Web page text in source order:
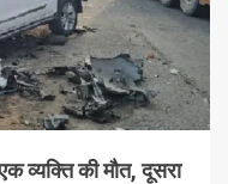
व्यक्ति की मौत, दूसरा